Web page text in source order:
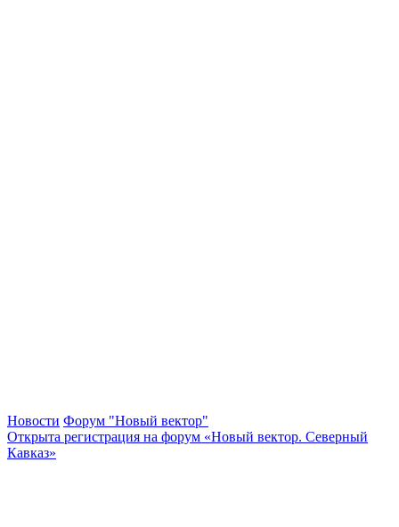
Новости Форум "Новый вектор"
Открыта регистрация на форум «Новый вектор. Северный
Кавказ»